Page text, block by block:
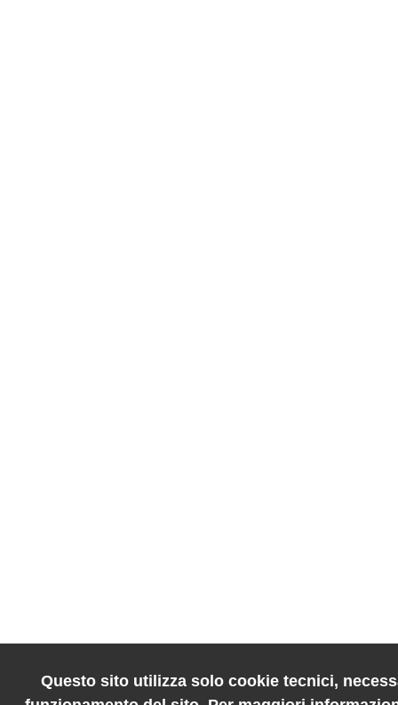
Questo sito utilizza solo cookie tecnici,